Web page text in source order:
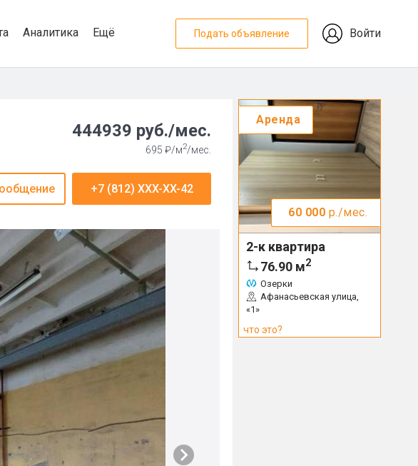
Аналитика Ещё Подать объявление Войти
444939 руб./мес.
695 ₽/м2/мес.
+7 (812) XXX-XX-42
Аренда
60 000 р./мес.
2-к квартира
76.90 м2
Озерки
Афанасьевская улица,
«1»
что это?